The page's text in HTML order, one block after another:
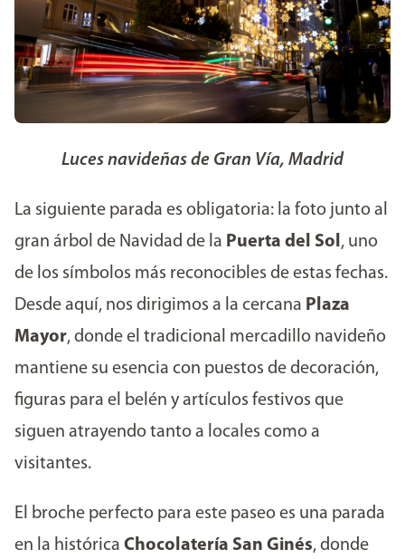
Luces navideñas de Gran Vía, Madrid
La siguiente parada es obligatoria: la foto junto al
gran árbol de Navidad de la Puerta del Sol, uno
de los símbolos más reconocibles de estas fechas.
Desde aquí, nos dirigimos a la cercana Plaza
Mayor, donde el tradicional mercadillo navideño
mantiene su esencia con puestos de decoración,
figuras para el belén y artículos festivos que
siguen atrayendo tanto a locales como a
visitantes.
El broche perfecto para este paseo es una parada
en la histórica Chocolatería San Ginés, donde